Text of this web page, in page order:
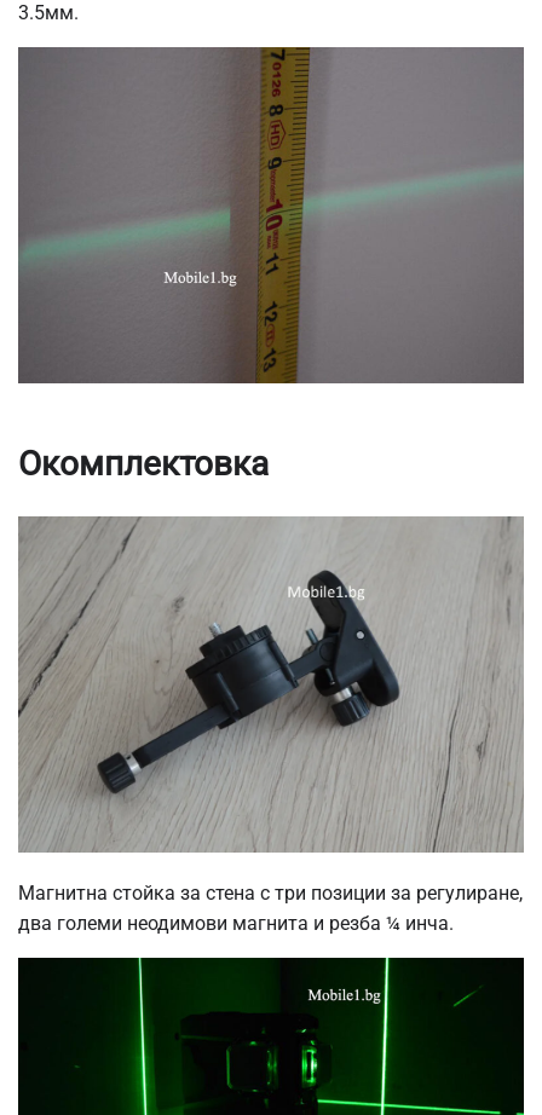
3.5мм.
Окомплектовка
Mагнитна стойка за стена с три позиции за регулиране,
два големи неодимови магнита и резба ¼ инча.